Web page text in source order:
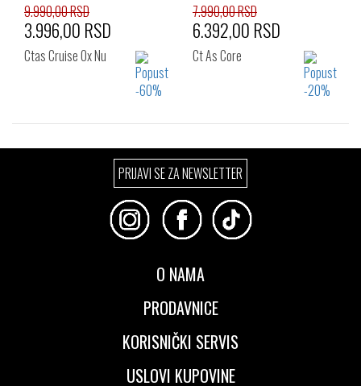
Izaberi željeni broj:
9.990,00 RSD
3.996,00 RSD
Ctas Cruise Ox Nu
Izaberi željeni broj:
36
37.5
39.5
7.990,00 RSD
6.392,00 RSD
Ct As Core
PRIJAVI SE ZA NEWSLETTER
O NAMA
PRODAVNICE
KORISNIČKI SERVIS
USLOVI KUPOVINE